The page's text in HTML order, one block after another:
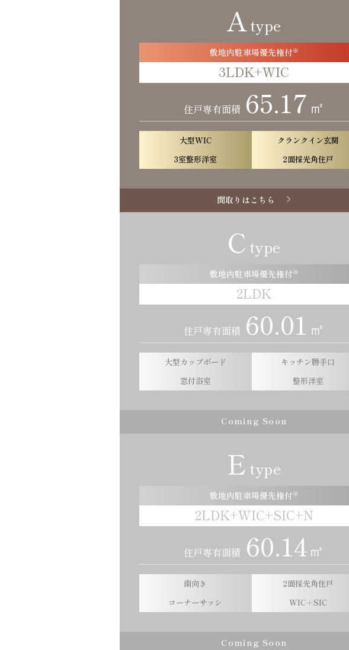
Atype
敷地内駐車場優先権付※
3LDK+WIC
住戸専有面積 65.17 ㎡
大型WIC
クランクイン玄関
3室整形洋室
2面採光角住戸
間取りはこちら
C type
敷地内駐車場優先権付※
2LDK
住戸専有面積 60.01 ㎡
大型カップボード
キッチン勝手口
窓付浴室
整形洋室
Coming Soon
E type
敷地内駐車場優先権付※
2LDK+WIC+SIC+N
住戸専有面積 60.14㎡
南向き
2面採光角住戸
コーナーサッシ
WIC＋SIC
Coming Soon